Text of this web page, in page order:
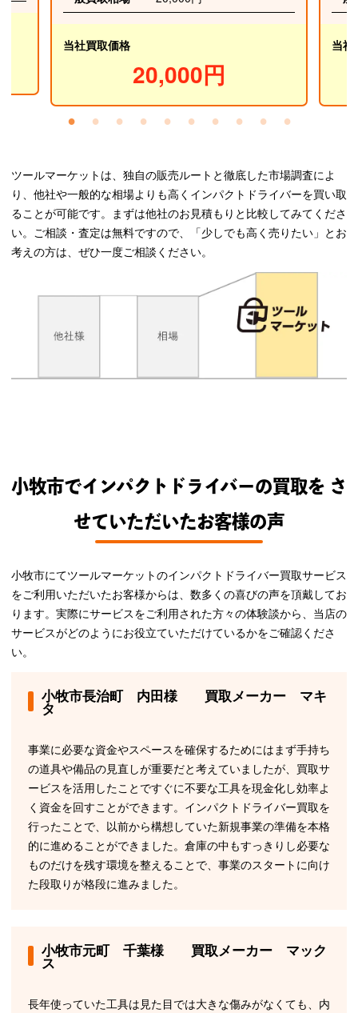
当社買取価格
20,000円
当社
ツールマーケットは、独自の販売ルートと徹底した市場調査によ
り、他社や一般的な相場よりも高くインパクトドライバーを買い取
ることが可能です。まずは他社のお見積もりと比較してみてくださ
い。ご相談・査定は無料ですので、「少しでも高く売りたい」とお
考えの方は、ぜひ一度ご相談ください。
小牧市でインパクトドライバーの買取を さ
せていただいたお客様の声
小牧市にてツールマーケットのインパクトドライバー買取サービス
をご利用いただいたお客様からは、数多くの喜びの声を頂戴してお
ります。実際にサービスをご利用された方々の体験談から、当店の
サービスがどのようにお役立ていただけているかをご確認くださ
い。
小牧市長治町 内田様 買取メーカー マキ
タ
事業に必要な資金やスペースを確保するためにはまず手持ち
の道具や備品の見直しが重要だと考えていましたが、買取サ
ービスを活用したことですぐに不要な工具を現金化し効率よ
く資金を回すことができます。インパクトドライバー買取を
行ったことで、以前から構想していた新規事業の準備を本格
的に進めることができました。倉庫の中もすっきりし必要な
ものだけを残す環境を整えることで、事業のスタートに向け
た段取りが格段に進みました。
小牧市元町 千葉様 買取メーカー マック
ス
長年使っていた工具は見た目では大きな傷みがなくても、内